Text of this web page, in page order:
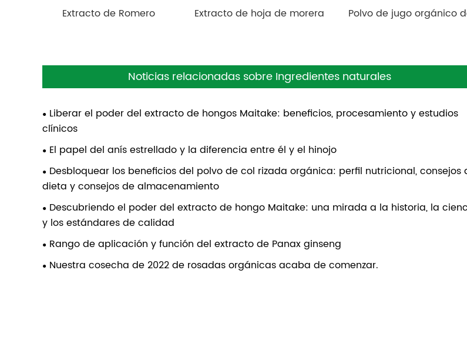
Extracto de Romero Extracto de hoja de morera
Polvo de jugo orgánico
Noticias relacionadas sobre Ingredientes naturales
Liberar el poder del extracto de hongos Maitake: beneficios, procesamiento y estudios
clínicos
El papel del anís estrellado y la diferencia entre él y el hinojo
Desbloquear los beneficios del polvo de col rizada orgánica: perfil nutricional, consejos
dieta y consejos de almacenamiento
Descubriendo el poder del extracto de hongo Maitake: una mirada a la historia, la
y los estándares de calidad
Rango de aplicación y función del extracto de Panax ginseng
Nuestra cosecha de 2022 de rosadas orgánicas acaba de comenzar.